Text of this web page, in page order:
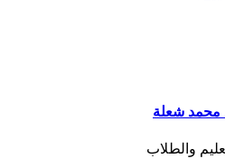
محمد شعلة
والطلاب